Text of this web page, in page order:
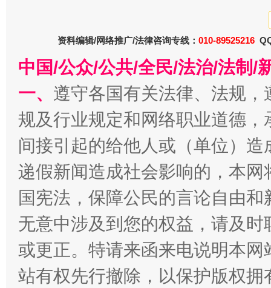
资料编辑/网络推广/法律咨询专线： 010-89525216
中国/公众/公共/全民/法治/法制/
一、 遵守各国有关法律、法规
规及行业规定和网络职业道德
间接引起的给他人或（单位）
递假新闻造成社会影响的，本
国宪法，保障公民的言论自由
无意中涉及到您的权益，请及
或更正。特请来函来电说明本
站有权先行撤除，以保护版权